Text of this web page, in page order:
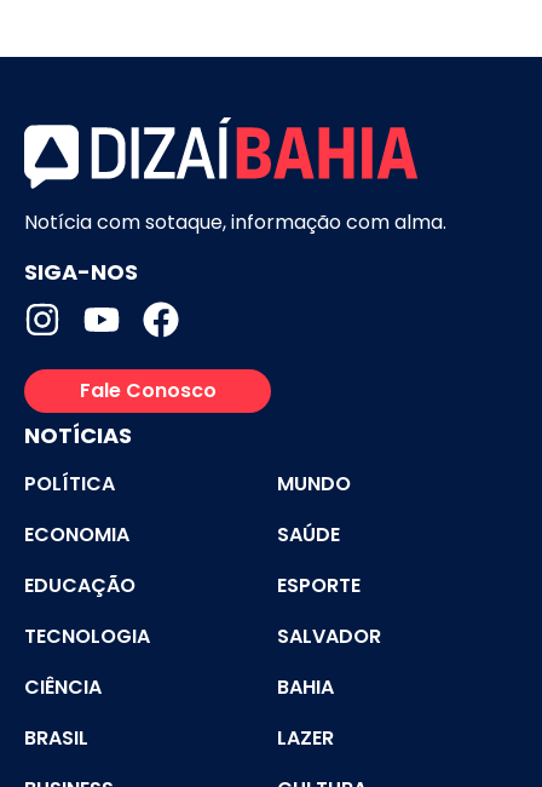
Notícia com sotaque, informação com alma.
SIGA-NOS
Fale Conosco
NOTÍCIAS
POLÍTICA
MUNDO
ECONOMIA
SAÚDE
EDUCAÇÃO
ESPORTE
TECNOLOGIA
SALVADOR
CIÊNCIA
BAHIA
BRASIL
LAZER